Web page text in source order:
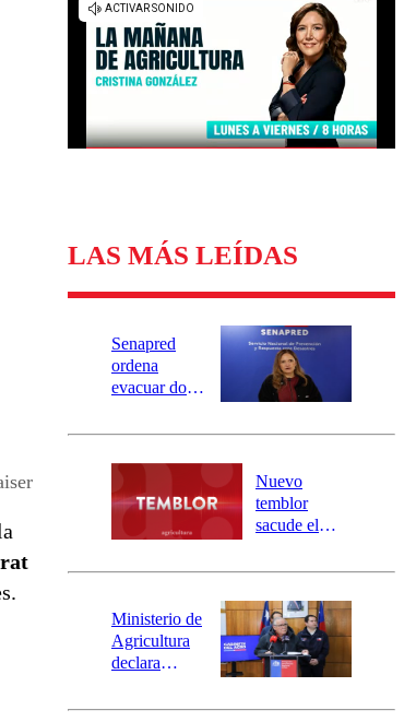
Universidad de Chile
Sustentabilidad
LAS MÁS LEÍDAS
Senapred
ordena
evacuar dos
Carahue por
río Damas:
activa
mensajería
SAE
Nuevo
temblor
sacude el
revisa la
epicentro
Ministerio de
Agricultura
declara
agrícola para